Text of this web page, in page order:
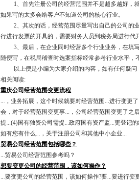
1、首先注册公司的经营范围并不是越多越好，就
如果写的太多会给客户不知道公司的核心行业。
2、其次的话，经营范围尽量写出自己的公司的业
行进行发票的开具的，需要财务人员到税务局进行代
3、最后，在企业同时经营多个行业业务，在填写
随便写，在税局稽查时选案指标经常参考行业水平，
以上便是小编为大家介绍的内容，如有任何疑问
相关阅读:
重庆公司经营范围变更流程
...，业务拓展，这个时候就要对经营范围...进行变更
会，对于经营范围变更事...，公司经营范围变更了之
提...(4)国有独资公司需提...政府国有资产监...更登记
如有您有什么...，关于注册公司和其他中小企业...
贸易公司经营范围包括哪些？
...贸易公司经营范围参考吗？
想要变更公司的经营范围，该如何操作？
...要变更公司的经营范围，该如何操作?要...要进行